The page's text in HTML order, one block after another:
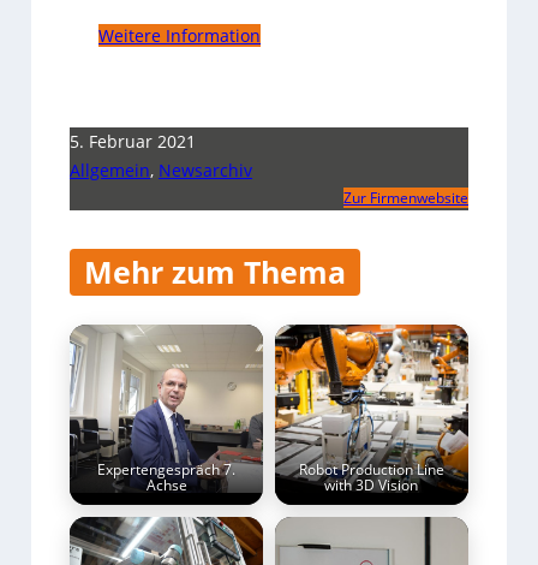
Weitere Information
5. Februar 2021
Allgemein, Newsarchiv
Zur Firmenwebsite
Mehr zum Thema
Expertengespräch 7.
Achse
Robot Production Line
with 3D Vision